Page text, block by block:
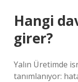
Hangi
girer?
Yalın Üretimde
tanımlanıyor: